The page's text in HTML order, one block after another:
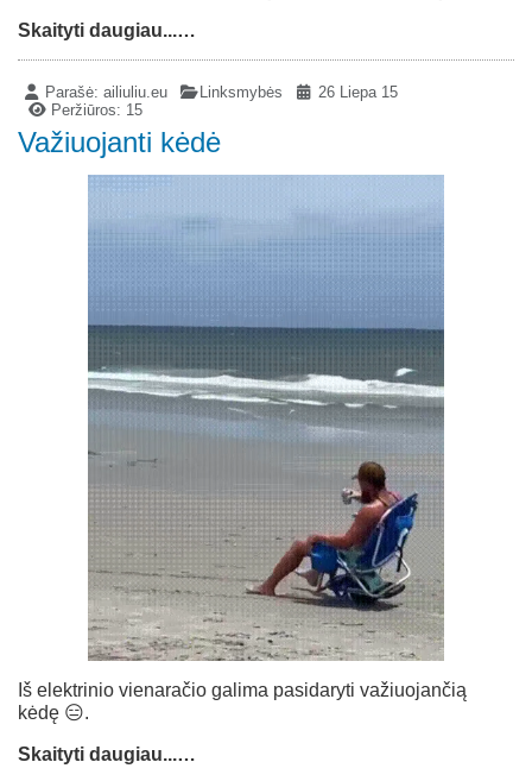
Skaityti daugiau...…
Parašė:ailiuliu.eu Linksmybės
26 Liepa 15
Peržiūros: 15
Važiuojanti kėdė
Iš elektrinio vienaračio galima pasidaryti važiuojančią
kėdę 😑.
Skaityti daugiau...…